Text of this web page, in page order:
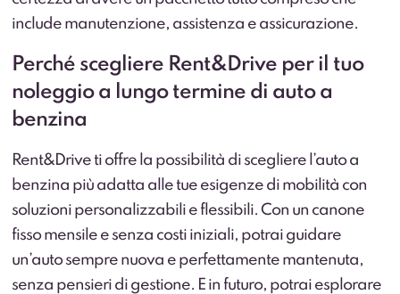
include manutenzione, assistenza e assicurazione.
Perché scegliere Rent&Drive per il tuo
noleggio a lungo termine di auto a
benzina
Rent&Drive ti offre la possibilità di scegliere l’auto a
benzina più adatta alle tue esigenze di mobilità con
soluzioni personalizzabili e flessibili. Con un canone
fisso mensile e senza costi iniziali, potrai guidare
un’auto sempre nuova e perfettamente mantenuta,
senza pensieri di gestione. E in futuro, potrai esplorare